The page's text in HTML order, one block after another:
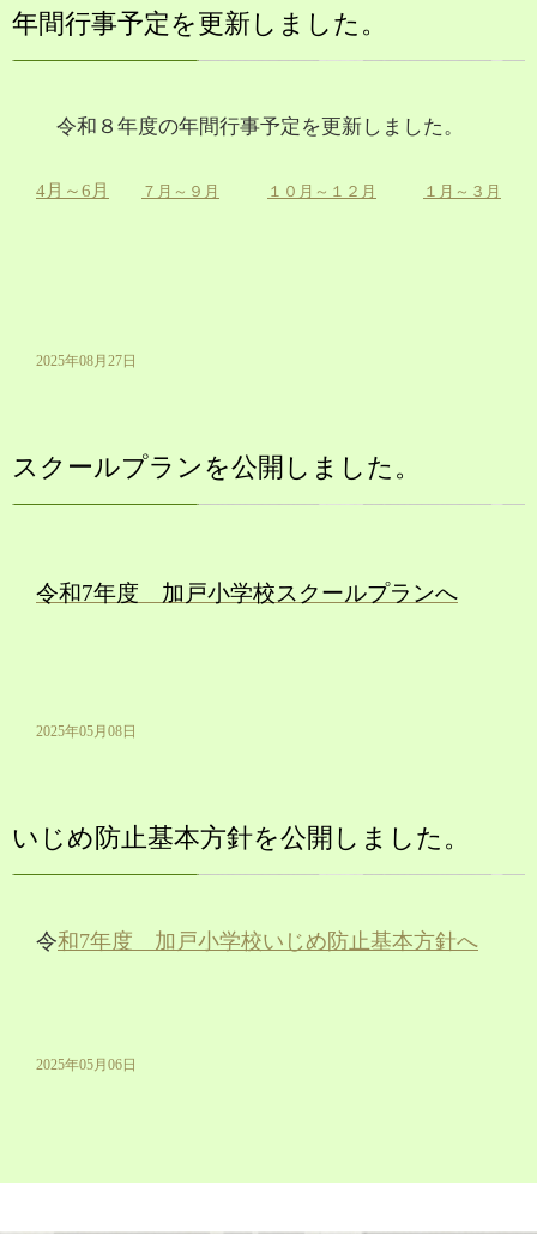
年間行事予定を更新しました。
令和８年度の年間行事予定を更新しました。
4月～6月 ７月～９月 １０月～１２月 １月～３月
2025年08月27日
スクールプランを公開しました。
令和7年度 加戸小学校スクールプランへ
2025年05月08日
いじめ防止基本方針を公開しました。
令和7年度 加戸小学校いじめ防止基本方針へ
2025年05月06日